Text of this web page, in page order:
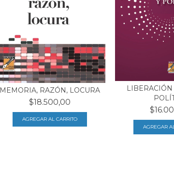
MEMORIA, RAZÓN, LOCURA
$18.500,00
LIBERACIÓN